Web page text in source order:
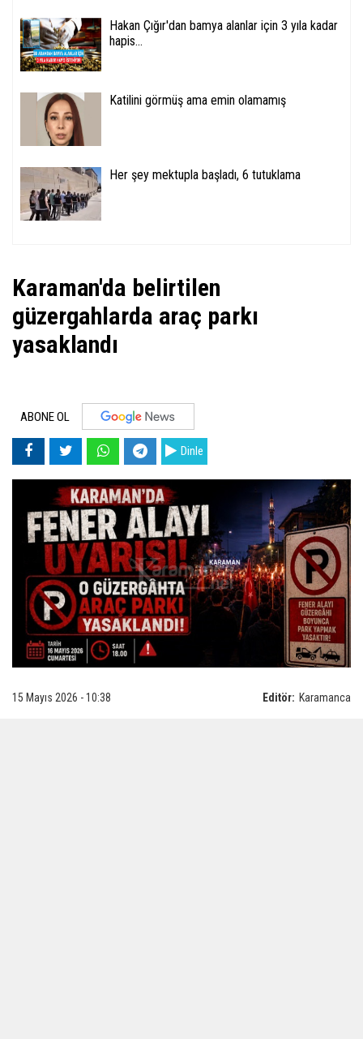
Hakan Çığır'dan bamya alanlar için 3 yıla kadar
hapis...
Katilini görmüş ama emin olamamış
Her şey mektupla başladı, 6 tutuklama
Karaman'da belirtilen
güzergahlarda araç parkı
yasaklandı
ABONE OL
Dinle
Editör: Karamanca
15 Mayıs 2026 - 10:38